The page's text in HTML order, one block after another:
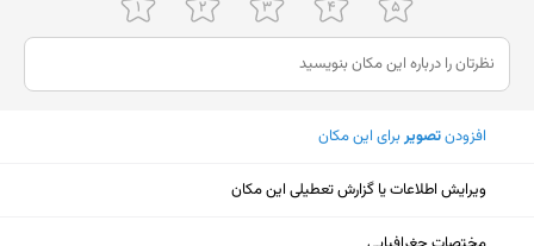
پنجشنبه
۱۰ تا ۲۳:۳۰
جمعه
۱۰ تا ۲۳:۳۰
شنبه
افزودنتصویربرای این مکان
ویرایش اطلاعات یا گزارش تعطیلی این مکان